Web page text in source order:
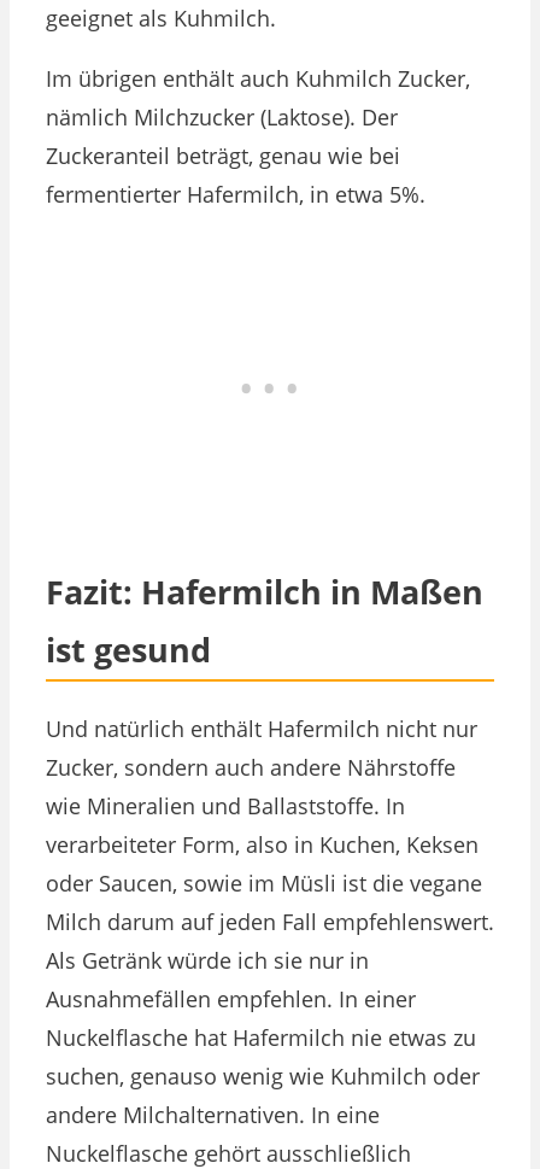
geeignet als Kuhmilch.
Im übrigen enthält auch Kuhmilch Zucker,
nämlich Milchzucker (Laktose). Der
Zuckeranteil beträgt, genau wie bei
fermentierter Hafermilch, in etwa 5%.
Fazit: Hafermilch in Maßen
ist gesund
Und natürlich enthält Hafermilch nicht nur
Zucker, sondern auch andere Nährstoffe
wie Mineralien und Ballaststoffe. In
verarbeiteter Form, also in Kuchen, Keksen
oder Saucen, sowie im Müsli ist die vegane
Milch darum auf jeden Fall empfehlenswert.
Als Getränk würde ich sie nur in
Ausnahmefällen empfehlen. In einer
Nuckelflasche hat Hafermilch nie etwas zu
suchen, genauso wenig wie Kuhmilch oder
andere Milchalternativen. In eine
Nuckelflasche gehört ausschließlich